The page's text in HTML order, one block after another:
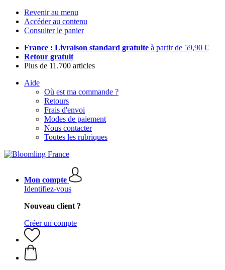
Revenir au menu
Accéder au contenu
Consulter le panier
France : Livraison standard gratuite à partir de 59,90 €
Retour gratuit
Plus de 11.700 articles
Aide
Où est ma commande ?
Retours
Frais d'envoi
Modes de paiement
Nous contacter
Toutes les rubriques
Mon compte
Identifiez-vous
Nouveau client ?
Créer un compte